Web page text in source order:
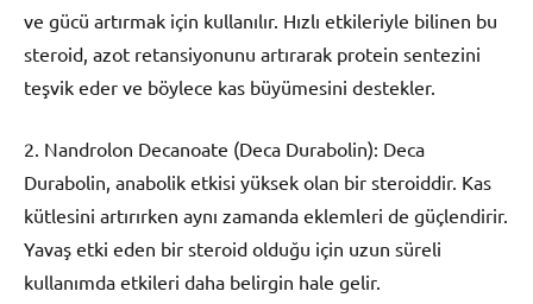
ve gücü artırmak için kullanılır. Hızlı etkileriyle bilinen bu
steroid, azot retansiyonunu artırarak protein sentezini
teşvik eder ve böylece kas büyümesini destekler.
2. Nandrolon Decanoate (Deca Durabolin): Deca
Durabolin, anabolik etkisi yüksek olan bir steroiddir. Kas
kütlesini artırırken aynı zamanda eklemleri de güçlendirir.
Yavaş etki eden bir steroid olduğu için uzun süreli
kullanımda etkileri daha belirgin hale gelir.